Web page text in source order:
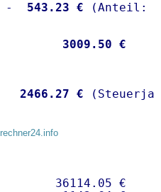
-
  543.23 €
3009.50 €
2466.27 €
36114.05 €